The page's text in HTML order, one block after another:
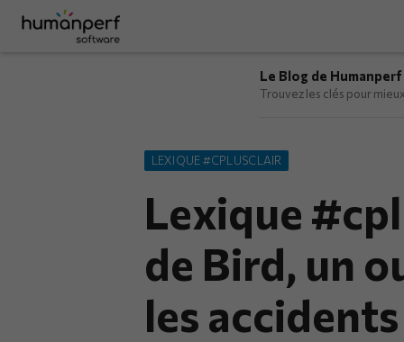
Le Blog de Humanperf
Trouvez les clés pour
LEXIQUE #CPLUSCLAIR
Lexique
de Bird, un
les accidents